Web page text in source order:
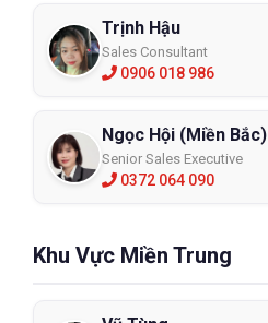
Trịnh Hậu
Sales Consultant
0906 018 986
Ngọc Hội (Miền Bắc)
Senior Sales Executive
0372 064 090
Khu Vực Miền Trung